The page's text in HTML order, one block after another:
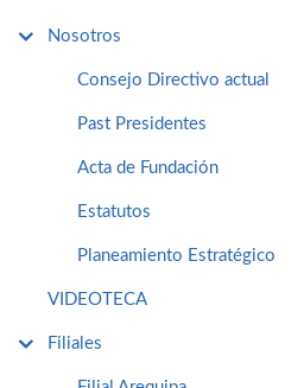
Nosotros
Consejo Directivo actual
Past Presidentes
Acta de Fundación
Estatutos
Planeamiento Estratégico
VIDEOTECA
Filiales